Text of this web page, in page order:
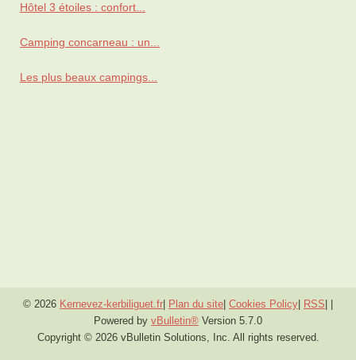
Hôtel 3 étoiles : confort...
Camping concarneau : un...
Les plus beaux campings...
© 2026 Kernevez-kerbiliguet.fr Plan du site Cookies Policy RSS
Powered by vBulletin® Version 5.7.0
Copyright © 2026 vBulletin Solutions, Inc. All rights reserved.